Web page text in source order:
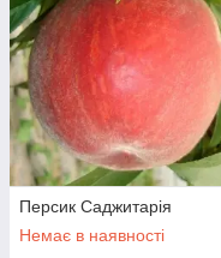
Персик Саджитарія
Немає в наявності